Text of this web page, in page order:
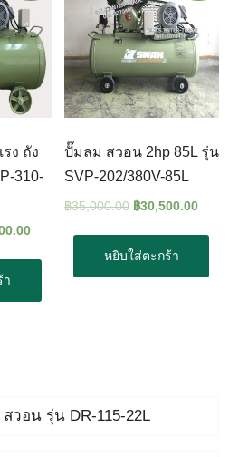
ง ถัง
310-
า
ปั๊มลม สวอน 2hp 85L รุ่น
SVP-202/380V-85L
฿35,000.00 ฿30,500.00
หยิบใส่ตะกร้า
วอน รุ่น DR-115-22L